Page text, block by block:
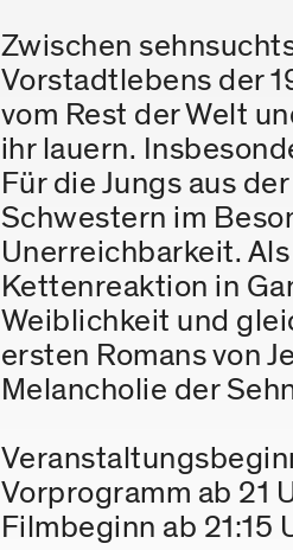
Zwischen
Vorstadtlebens der
vom Rest der Welt
ihr lauern.
Für die Jungs aus
Schwestern im
Unerreichbarkeit.
Kettenreaktion in
Weiblichkeit und
ersten Romans von
Melancholie der
Vorprogramm ab 21
Filmbeginn ab 21:15